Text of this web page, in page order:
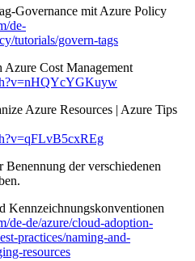
Governance mit Azure Policy
de-
tutorials/govern-tags
Cost Management
Azure Resources | Azure Tips
der verschiedenen
Kennzeichnungskonventionen
de-de/azure/cloud-adoption-
practices/naming-and-
resources